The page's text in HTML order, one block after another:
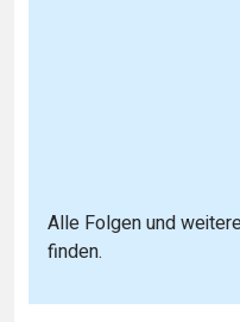
Alle Folgen und
finden.